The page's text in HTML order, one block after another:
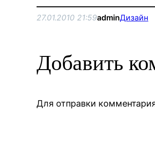
27.01.2010 21:59adminДизайн
Добавить
Для отправки